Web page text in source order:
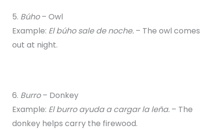
5. Búho– Owl
Example: El búho sale de noche.– The owl comes
out at night.
6. Burro– Donkey
Example: El burro ayuda a cargar la leña.– The
donkey helps carry the firewood.